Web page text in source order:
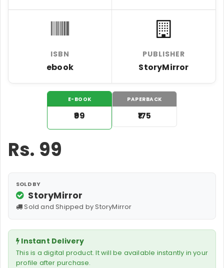
ISBN
ebook
PUBLISHER
StoryMirror
E-BOOK
₹99
PAPERBACK
₹175
Rs. 99
SOLD BY
StoryMirror
Sold and Shipped by StoryMirror
Instant Delivery
This is a digital product. It will be available instantly in your
profile after purchase.